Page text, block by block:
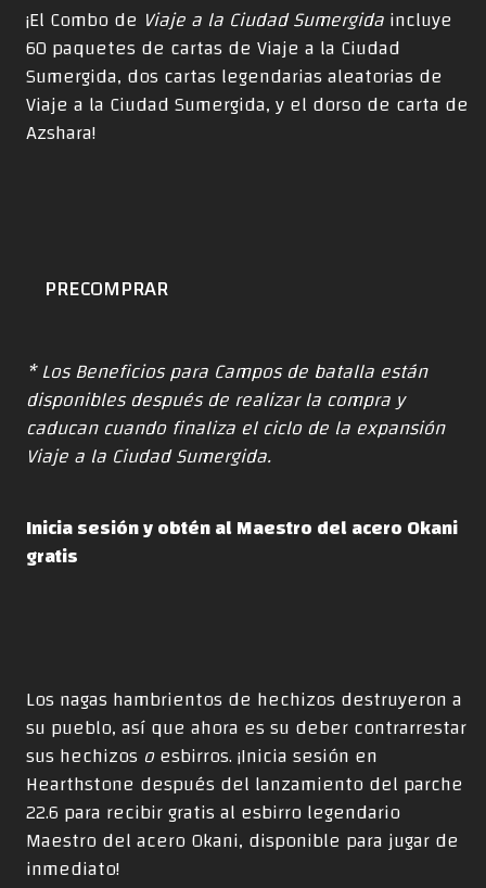
¡El Combo de Viaje a la Ciudad Sumergidaincluye
60 paquetes de cartas de Viaje a la Ciudad
Sumergida, dos cartas legendarias aleatorias de
Viaje a la Ciudad Sumergida, y el dorso de carta de
Azshara!
PRECOMPRAR
* Los Beneficios para Campos de batalla están
disponibles después de realizar la compra y
caducan cuando finaliza el ciclo de la expansión
Viaje a la Ciudad Sumergida.
Inicia sesión y obtén al Maestro del acero Okani
gratis
Los nagas hambrientos de hechizos destruyeron a
su pueblo, así que ahora es su deber contrarrestar
sus hechizos oesbirros. ¡Inicia sesión en
Hearthstone después del lanzamiento del parche
22.6 para recibir gratis al esbirro legendario
Maestro del acero Okani, disponible para jugar de
inmediato!